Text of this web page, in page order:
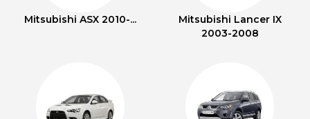
Mitsubishi ASX 2010-...
Mitsubishi Lancer IX
2003-2008